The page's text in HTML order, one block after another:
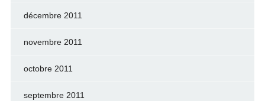
décembre 2011
novembre 2011
octobre 2011
septembre 2011